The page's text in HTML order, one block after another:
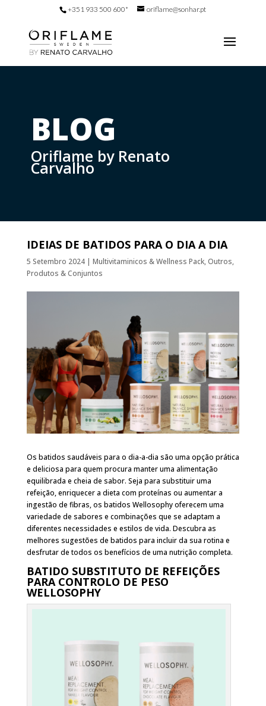
+351 933 500 600* oriflame@sonhar.pt
BLOG
Oriflame by Renato
Carvalho
IDEIAS DE BATIDOS PARA O DIA A DIA
5 Setembro 2024| Multivitaminicos & Wellness Pack,Outros,
Produtos & Conjuntos
Os batidos saudáveis para o dia-a-dia são uma opção prática
e deliciosa para quem procura manter uma alimentação
equilibrada e cheia de sabor. Seja para substituir uma
refeição, enriquecer a dieta com proteínas ou aumentar a
ingestão de fibras, os batidos Wellosophy oferecem uma
variedade de sabores e combinações que se adaptam a
diferentes necessidades e estilos de vida. Descubra as
melhores sugestões de batidos para incluir da sua rotina e
desfrutar de todos os benefícios de uma nutrição completa.
BATIDO SUBSTITUTO DE REFEIÇÕES
PARA CONTROLO DE PESO
WELLOSOPHY